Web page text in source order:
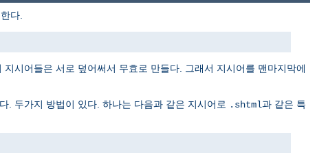
다.
지시어들은 서로 덮어써서 무효로 만들다. 그래서 지시어를 맨마지막에
. 두가지 방법이 있다. 하나는 다음과 같은 지시어로 .shtml과 같은 특